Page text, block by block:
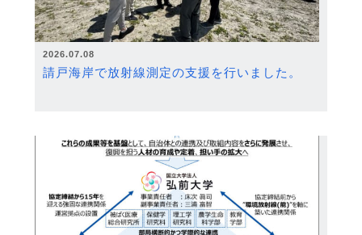
2026.07.08
請戸海岸で放射線測定の支援を行いました。